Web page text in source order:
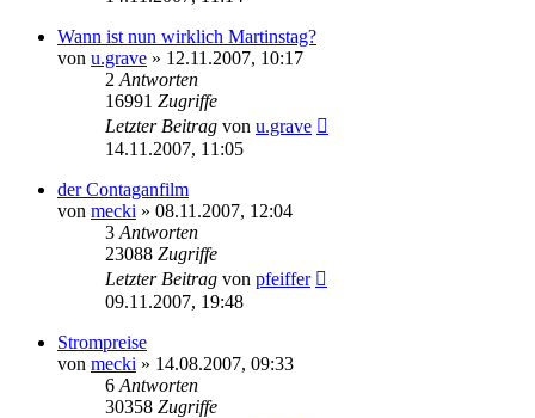
Wann ist nun wirklich Martinstag?
von u.grave » 12.11.2007, 10:17
2 Antworten
16991 Zugriffe
Letzter Beitrag von u.grave
14.11.2007, 11:05
der Contaganfilm
von mecki » 08.11.2007, 12:04
3 Antworten
23088 Zugriffe
Letzter Beitrag von pfeiffer
09.11.2007, 19:48
Strompreise
von mecki » 14.08.2007, 09:33
6 Antworten
30358 Zugriffe